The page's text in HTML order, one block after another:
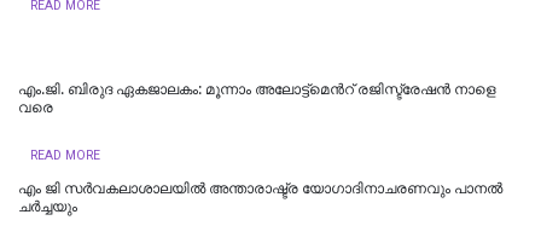
READ MORE
എം.ജി. ബിരുദ ഏകജാലകം: മൂന്നാം അലോട്ട്മെന്‍റ് രജിസ്ട്രേഷന്‍ നാളെ
വരെ
READ MORE
എം ജി സർവകലാശാലയിൽ അന്താരാഷ്ട്ര യോഗാദിനാചരണവും പാനൽ
ച‍ർച്ചയും